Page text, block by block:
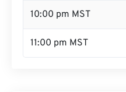
10:00 pm MST
11:00 pm MST